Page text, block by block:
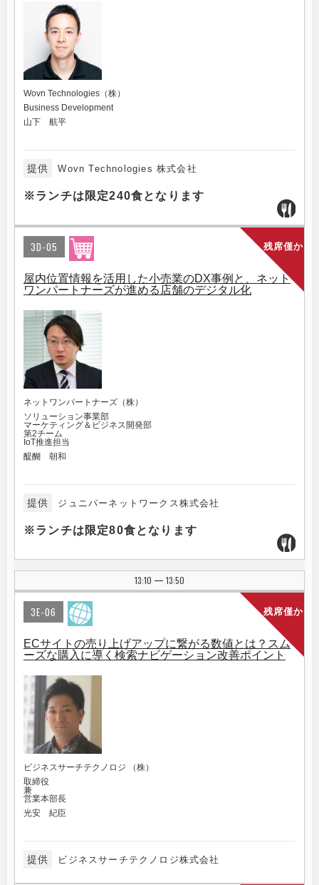
Wovn Technologies（株）
Business Development
山下 航平
提供 Wovn Technologies 株式会社
※ランチは限定240食となります
残席僅か
3D-05
屋内位置情報を活用した小売業のDX事例と、ネット
ワンパートナーズが進める店舗のデジタル化
ネットワンパートナーズ（株）
ソリューション事業部
マーケティング＆ビジネス開発部
第2チーム
IoT推進担当
醍醐 朝和
提供 ジュニパーネットワークス株式会社
※ランチは限定80食となります
13:10 | 13:50
残席僅か
3E-06
ECサイトの売り上げアップに繋がる数値とは？スム
ーズな購入に導く検索ナビゲーション改善ポイント
ビジネスサーチテクノロジ （株）
取締役
兼
営業本部長
光安 紀臣
提供 ビジネスサーチテクノロジ株式会社